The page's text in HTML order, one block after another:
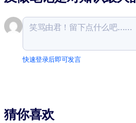
快速登录后即可发言
猜你喜欢